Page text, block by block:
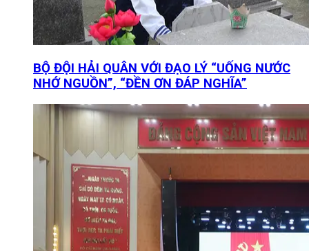
BỘ ĐỘI HẢI QUÂN VỚI ĐẠO LÝ “UỐNG NƯỚC
NHỚ NGUỒN”, “ĐỀN ƠN ĐÁP NGHĨA”